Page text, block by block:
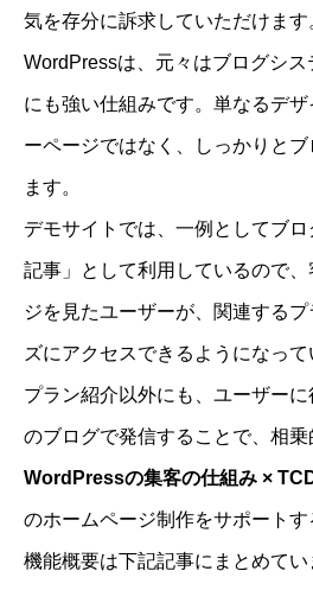
気を存分に訴求していただけます
WordPressは、元々はブログシス
にも強い仕組みです。単なるデ
ーページではなく、しっかりと
ます。
デモサイト では、一例としてブロ
記事 」として利用しているので、
ジを見たユーザーが、関連する
ズにアクセスできるようになって
プラン紹介以外にも、ユーザー
のブログで発信することで、相乗
WordPressの集客の仕組み ×
のホームページ制作をサポート
機能概要は下記記事にまとめてい